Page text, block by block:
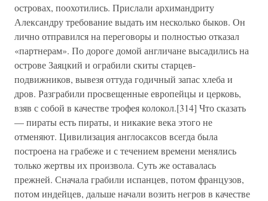
островах, поохотились. Прислали архимандриту
Александру требование выдать им несколько быков. Он
лично отправился на переговоры и полностью отказал
«партнерам». По дороге домой англичане высадились на
острове Заяцкий и ограбили скиты старцев-
подвижников, вывезя оттуда годичный запас хлеба и
дров. Разграбили просвещенные европейцы и церковь,
взяв с собой в качестве трофея колокол.[314] Что сказать
— пираты есть пираты, и никакие века этого не
отменяют. Цивилизация англосаксов всегда была
построена на грабеже и с течением времени менялись
только жертвы их произвола. Суть же оставалась
прежней. Сначала грабили испанцев, потом французов,
потом индейцев, дальше начали возить негров в качестве